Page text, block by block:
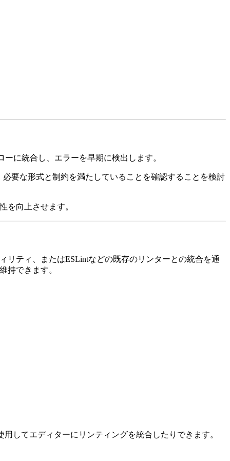
に統合し、エラーを早期に検出します。
要な形式と制約を満たしていることを確認することを検討
を向上させます。
リティ、またはESLintなどの既存のリンターとの統合を通
持できます。
してエディターにリンティングを統合したりできます。